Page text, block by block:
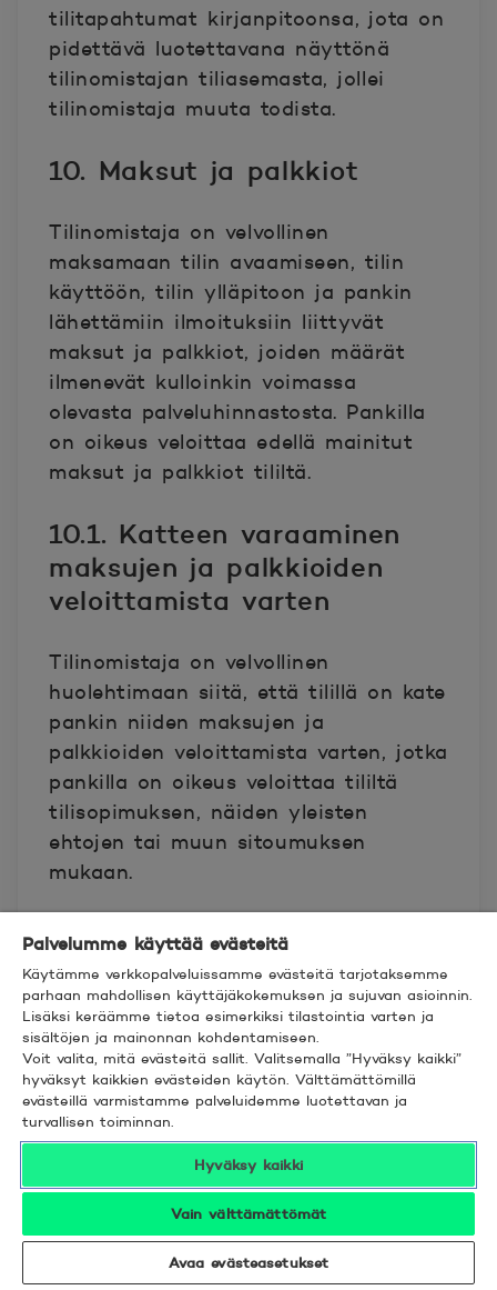
tilitapahtumat kirjanpitoonsa, jota on
pidettävä luotettavana näyttönä
tilinomistajan tiliasemasta, jollei
tilinomistaja muuta todista.
10. Maksut ja palkkiot
Tilinomistaja on velvollinen
maksamaan tilin avaamiseen, tilin
käyttöön, tilin ylläpitoon ja pankin
lähettämiin ilmoituksiin liittyvät
maksut ja palkkiot, joiden määrät
ilmenevät kulloinkin voimassa
olevasta palveluhinnastosta. Pankilla
on oikeus veloittaa edellä mainitut
maksut ja palkkiot tililtä.
10.1. Katteen varaaminen
maksujen ja palkkioiden
veloittamista varten
Tilinomistaja on velvollinen
huolehtimaan siitä, että tilillä on kate
pankin niiden maksujen ja
palkkioiden veloittamista varten, jotka
pankilla on oikeus veloittaa tililtä
tilisopimuksen, näiden yleisten
ehtojen tai muun sitoumuksen
mukaan.
10.2. Pankin maksujen ja
palkkioiden kirjaaminen, kun
tililtä puuttuu kate
Jollei tilillä ole 10.1 kohdassa
tarkoitetussa tilanteessa katetta
pankin maksujen ja palkkioiden
veloittamista varten, pankilla on
oikeus kirjata veloitettava määrä
tilille pankin saatavaksi. Tällaisia
veloituksia ovat muun muassa
Palvelumme käyttää evästeitä
Käytämme verkkopalveluissamme evästeitä tarjotaksemme
parhaan mahdollisen käyttäjäkokemuksen ja sujuvan asioinnin.
Lisäksi keräämme tietoa esimerkiksi tilastointia varten ja
sisältöjen ja mainonnan kohdentamiseen.
Voit valita, mitä evästeitä sallit. Valitsemalla ”Hyväksy kaikki”
hyväksyt kaikkien evästeiden käytön. Välttämättömillä
evästeillä varmistamme palveluidemme luotettavan ja
turvallisen toiminnan.
Hyväksy kaikki
Vain välttämättömät
Avaa evästeasetukset